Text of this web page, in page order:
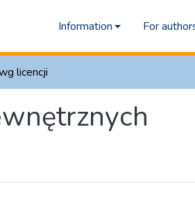
Information For
licencji